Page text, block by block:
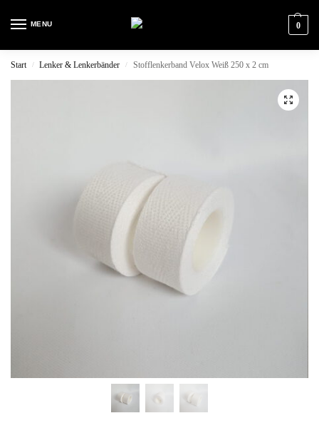
MENU 0
Start / Lenker & Lenkerbänder / Stofflenkerband Velox Weiß 250 x 2 cm